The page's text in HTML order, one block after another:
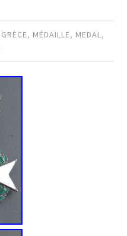
GRÈCE, MÉDAILLE, MEDAL,